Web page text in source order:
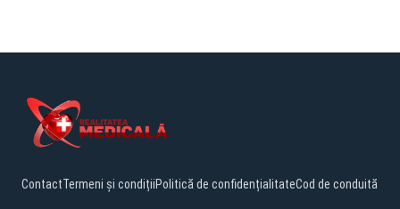
ContactTermeni și condițiiPolitică de confidențialitateCod de conduită